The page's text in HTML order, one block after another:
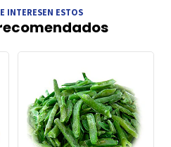
INTERESEN ESTOS